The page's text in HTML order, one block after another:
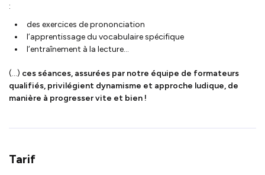
:
des exercices de prononciation
l’apprentissage du vocabulaire spécifique
l’entraînement à la lecture...
(...) ces séances, assurées par notre équipe de formateurs
qualifiés, privilégient dynamisme et approche ludique, de
manière à progresser vite et bien !
Tarif